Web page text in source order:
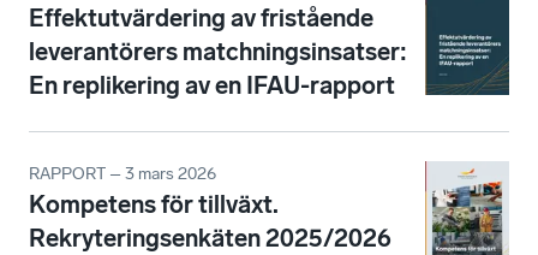
Effektutvärdering av fristående
leverantörers matchningsinsatser:
En replikering av en IFAU-rapport
RAPPORT – 3 mars 2026
Kompetens för tillväxt.
Rekryteringsenkäten 2025/2026